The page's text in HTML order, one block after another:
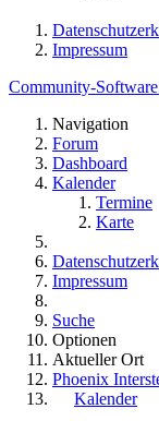
Impressum
Community-
Navigation
Forum
Dashboard
Kalender
Termine
Karte
Impressum
Suche
Optionen
Aktueller Ort
Phoenix
Kalender